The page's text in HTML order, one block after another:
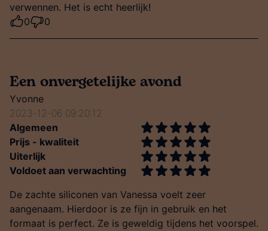
verwennen. Het is echt heerlijk!
0
0
Een onvergetelijke avond
Yvonne
2023-12-06 09:20:12
Algemeen
Prijs - kwaliteit
Uiterlijk
Voldoet aan verwachting
De zachte siliconen van Vanessa voelt zeer
aangenaam. Hierdoor is ze fijn in gebruik en het
formaat is perfect. Ze is geweldig tijdens het voorspel.